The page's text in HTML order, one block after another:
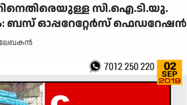
സി.ഐ.ടി.യു.
ബസ് ഓപ്പറേറ്റേര്‍സ് ഫെഡറേഷന്‍
ലേഖകന്‍